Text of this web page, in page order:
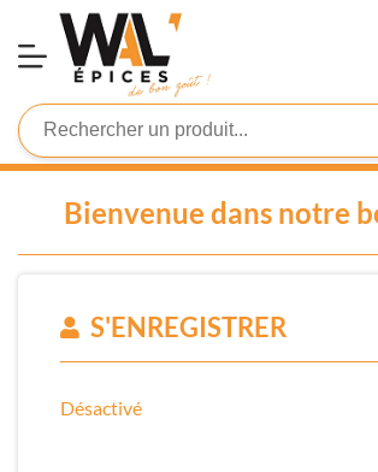
Bienvenue dans notre
S'ENREGISTRER
Désactivé